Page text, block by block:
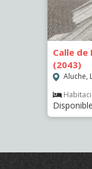
Calle de
(2043)
Aluche,
Disponible